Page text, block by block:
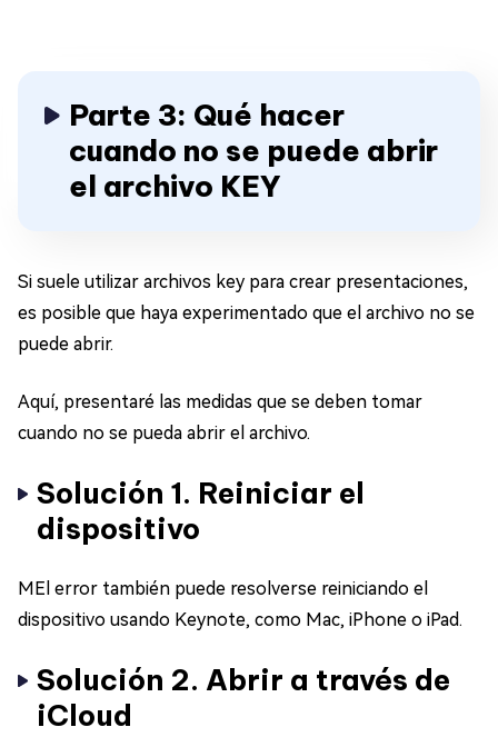
Parte 3: Qué hacer
cuando no se puede abrir
el archivo KEY
Si suele utilizar archivos key para crear presentaciones,
es posible que haya experimentado que el archivo no se
puede abrir.
Aquí, presentaré las medidas que se deben tomar
cuando no se pueda abrir el archivo.
Solución 1. Reiniciar el
dispositivo
MEl error también puede resolverse reiniciando el
dispositivo usando Keynote, como Mac, iPhone o iPad.
Solución 2. Abrir a través de
iCloud